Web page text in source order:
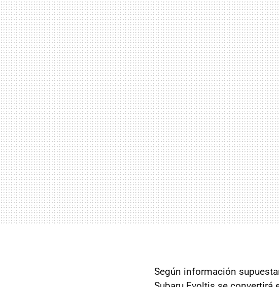
Según información